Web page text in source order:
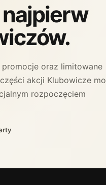
promocje oraz limitowane
akcji Klubowicze
rozpoczęciem